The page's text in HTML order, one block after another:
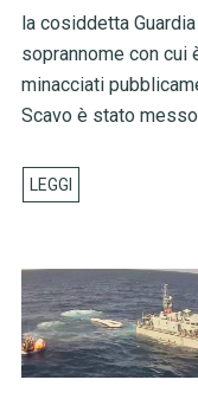
la cosiddetta
soprannome con cui
minacciati
Scavo è stato